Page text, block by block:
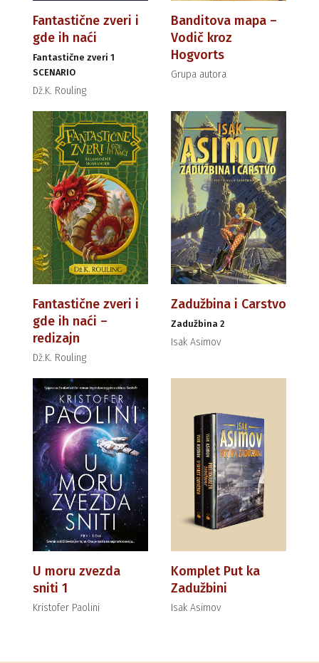
Fantastične zveri i
gde ih naći
Fantastične zveri 1
SCENARIO
Dž.K. Rouling
Banditova mapa –
Vodič kroz
Hogvorts
Grupa autora
Fantastične zveri i
gde ih naći –
redizajn
Dž.K. Rouling
Zadužbina i Carstvo
Zadužbina 2
Isak Asimov
U moru zvezda
sniti 1
Kristofer Paolini
Komplet Put ka
Zadužbini
Isak Asimov